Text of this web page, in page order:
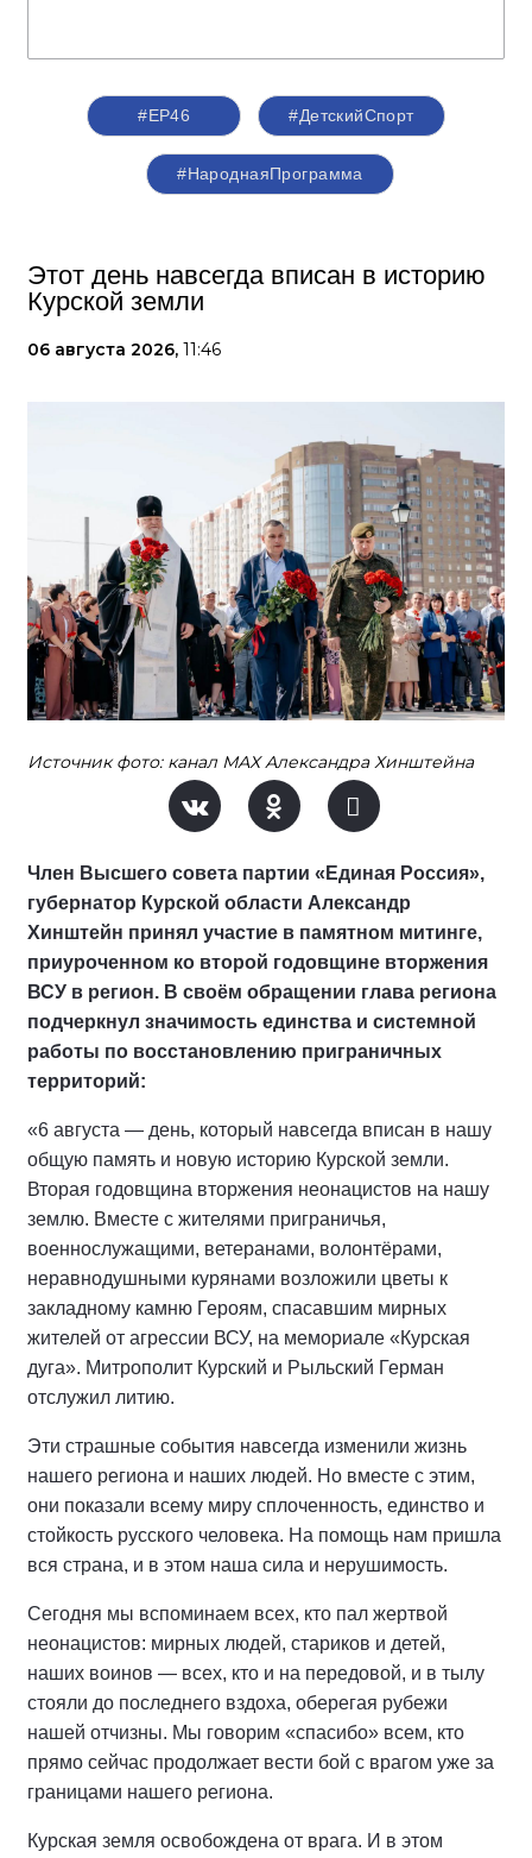
#ЕР46 #ДетскийСпорт
#НароднаяПрограмма
Этот день навсегда вписан в историю
Курской земли
06 августа 2026, 11:46
Источник фото: канал МАХ Александра Хинштейна
Член Высшего совета партии «Единая Россия»,
губернатор Курской области Александр
Хинштейн принял участие в памятном митинге,
приуроченном ко второй годовщине вторжения
ВСУ в регион. В своём обращении глава региона
подчеркнул значимость единства и системной
работы по восстановлению приграничных
территорий:
«6 августа — день, который навсегда вписан в нашу
общую память и новую историю Курской земли.
Вторая годовщина вторжения неонацистов на нашу
землю. Вместе с жителями приграничья,
военнослужащими, ветеранами, волонтёрами,
неравнодушными курянами возложили цветы к
закладному камню Героям, спасавшим мирных
жителей от агрессии ВСУ, на мемориале «Курская
дуга». Митрополит Курский и Рыльский Герман
отслужил литию.
Эти страшные события навсегда изменили жизнь
нашего региона и наших людей. Но вместе с этим,
они показали всему миру сплоченность, единство и
стойкость русского человека. На помощь нам пришла
вся страна, и в этом наша сила и нерушимость.
Сегодня мы вспоминаем всех, кто пал жертвой
неонацистов: мирных людей, стариков и детей,
наших воинов — всех, кто и на передовой, и в тылу
стояли до последнего вздоха, оберегая рубежи
нашей отчизны. Мы говорим «спасибо» всем, кто
прямо сейчас продолжает вести бой с врагом уже за
границами нашего региона.
Курская земля освобождена от врага. И в этом